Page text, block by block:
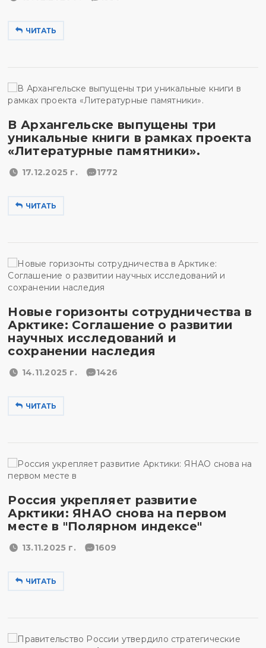
ЧИТАТЬ
В Архангельске выпущены три
уникальные книги в рамках проекта
«Литературные памятники».
17.12.2025 г. 1772
ЧИТАТЬ
Новые горизонты сотрудничества в
Арктике: Соглашение о развитии
научных исследований и
сохранении наследия
14.11.2025 г. 1426
ЧИТАТЬ
Россия укрепляет развитие
Арктики: ЯНАО снова на первом
месте в "Полярном индексе"
13.11.2025 г. 1609
ЧИТАТЬ